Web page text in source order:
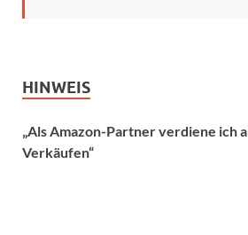
HINWEIS
„Als Amazon-Partner verdiene ich
Verkäufen“